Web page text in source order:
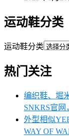
运动鞋分类
运动鞋分类
热门关注
编织鞋、堀
SNKRS官网
外型相似
WAY OF